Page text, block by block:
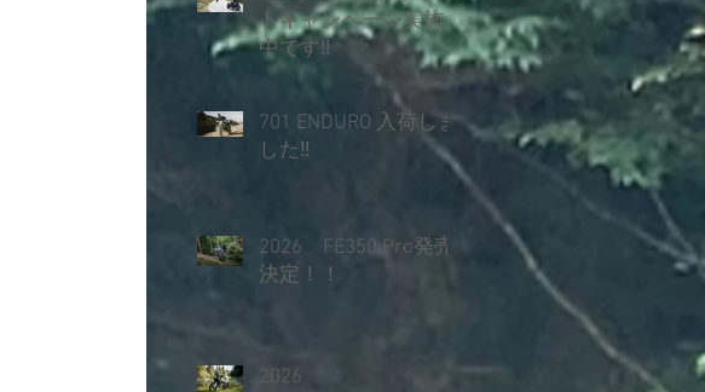
トキャンペーン実施
中です‼
701 ENDURO 入荷しま
した‼
2026 FE350 Pro発売
決定！！
2026